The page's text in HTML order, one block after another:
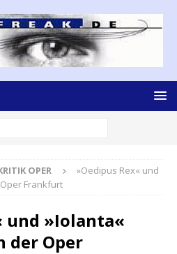
OPER
»Oedipus Rex« und
Frankfurt
und »Iolanta«
der Oper